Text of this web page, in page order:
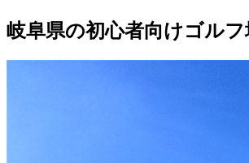
岐阜県の初心者向けゴル